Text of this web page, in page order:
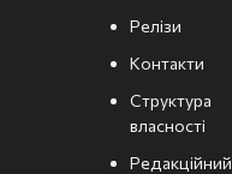
Релізи
Контакти
Структура
власності
Редакційний